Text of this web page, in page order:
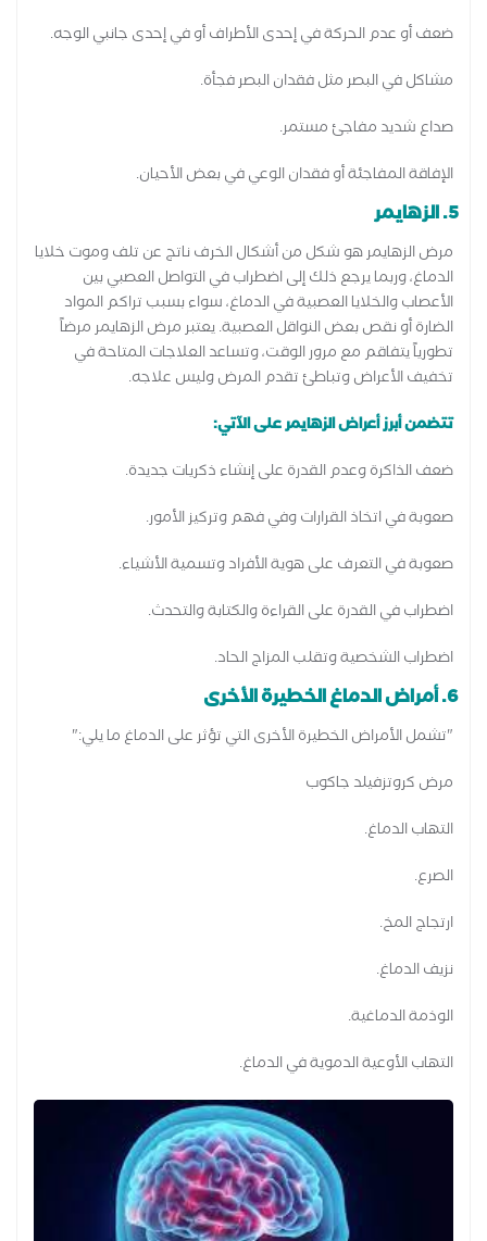
ضعف أو عدم الحركة في إحدى الأطراف أو في إحدى جانبي الوجه.
مشاكل في البصر مثل فقدان البصر فجأة.
صداع شديد مفاجئ مستمر.
الإفاقة المفاجئة أو فقدان الوعي في بعض الأحيان.
5. الزهايمر
مرض الزهايمر هو شكل من أشكال الخرف ناتج عن تلف وموت خلايا
الدماغ، وربما يرجع ذلك إلى اضطراب في التواصل العصبي بين
الأعصاب والخلايا العصبية في الدماغ، سواء بسبب تراكم المواد
الضارة أو نقص بعض النواقل العصبية. يعتبر مرض الزهايمر مرضاً
تطورياً يتفاقم مع مرور الوقت، وتساعد العلاجات المتاحة في
تخفيف الأعراض وتباطئ تقدم المرض وليس علاجه.
تتضمن أبرز أعراض الزهايمر على الآتي:
ضعف الذاكرة وعدم القدرة على إنشاء ذكريات جديدة.
صعوبة في اتخاذ القرارات وفي فهم وتركيز الأمور.
صعوبة في التعرف على هوية الأفراد وتسمية الأشياء.
اضطراب في القدرة على القراءة والكتابة والتحدث.
اضطراب الشخصية وتقلب المزاج الحاد.
6. أمراض الدماغ الخطيرة الأخرى
"تشمل الأمراض الخطيرة الأخرى التي تؤثر على الدماغ ما يلي:"
مرض كروتزفيلد جاكوب
التهاب الدماغ.
الصرع.
ارتجاج المخ.
نزيف الدماغ.
الوذمة الدماغية.
التهاب الأوعية الدموية في الدماغ.